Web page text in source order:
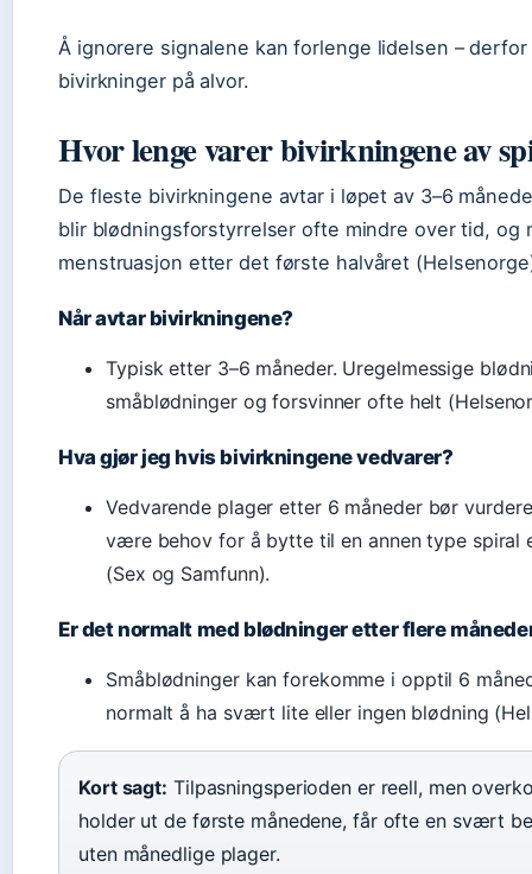
Å ignorere signalene kan forlenge lidelsen –
bivirkninger på alvor.
Hvor lenge varer bivirkningene av
De fleste bivirkningene avtar i løpet av 3–6
blir blødningsforstyrrelser ofte mindre over tid, og
menstruasjon etter det første halvåret
Når avtar bivirkningene?
Typisk etter 3–6 måneder. Uregelmessige
småblødninger og forsvinner ofte helt
Hva gjør jeg hvis bivirkningene vedvarer?
Vedvarende plager etter 6 måneder bør
være behov for å bytte til en annen type spiral
(Sex og Samfunn).
Er det normalt med blødninger etter flere
Småblødninger kan forekomme i opptil 6
normalt å ha svært lite eller ingen blødning
Kort sagt: Tilpasningsperioden er reell, men
holder ut de første månedene, får ofte en svært
uten månedlige plager.